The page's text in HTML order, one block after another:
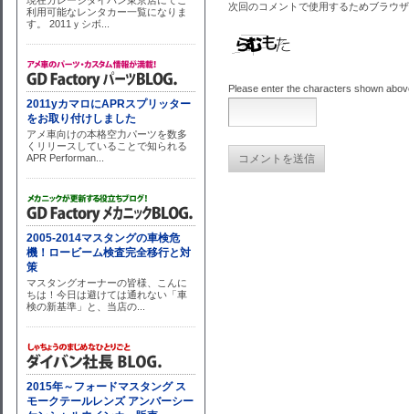
次回のコメントで使用するためブラウ
Please enter the characters shown